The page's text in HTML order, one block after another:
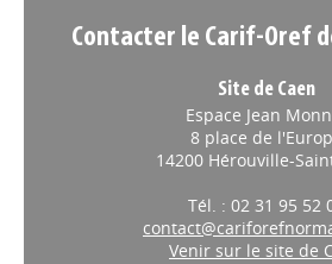
Contacter le Carif-Oref
Site de Caen
Espace Jean
8 place de
14200 Hérouville-
Tél. : 02 31 95 52
Venir sur le site de